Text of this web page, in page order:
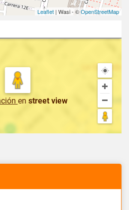
Leaflet | Wasi - ©OpenStreetMap
en street view